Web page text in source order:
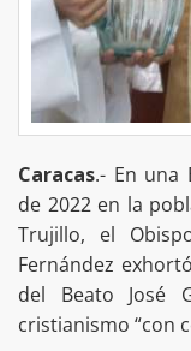
Caracas.- En una
de 2022 en la
Trujillo, el
Fernández
del Beato José
cristianismo “con